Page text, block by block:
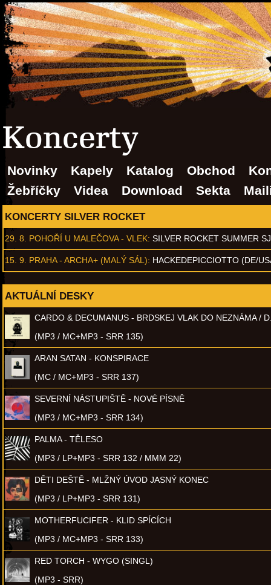
Koncerty
Novinky Kapely Katalog Obchod
Žebříčky
Videa Download Sekta
KONCERTY SILVER ROCKET
29. 8. POHOŘÍ U MALEČOVA - VLEK: SILVER ROCKET SUMMER
15. 9. PRAHA - ARCHA+ (MALÝ SÁL): HACKEDEPICCIOTTO (DE/
AKTUÁLNÍ DESKY
CARDO & DECUMANUS - BRDSKEJ VLAK DO NEZNÁMA /
(MP3 / MC+MP3 - SRR 135)
ARAN SATAN - KONSPIRACE
(MC / MC+MP3 - SRR 137)
SEVERNÍ NÁSTUPIŠTĚ - NOVÉ PÍSNĚ
(MP3 / MC+MP3 - SRR 134)
PALMA - TĚLESO
(MP3 / LP+MP3 - SRR 132 / MMM 22)
DĚTI DEŠTĚ - MLŽNÝ ÚVOD JASNÝ KONEC
(MP3 / LP+MP3 - SRR 131)
MOTHERFUCIFER - KLID SPÍCÍCH
(MP3 / MC+MP3 - SRR 133)
RED TORCH - WYGO (SINGL)
(MP3 - SRR)